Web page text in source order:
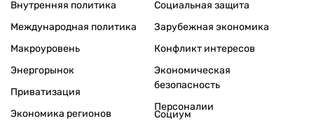
Внутренняя политика
Международная политика
Макроуровень
Энергорынок
Приватизация
Экономика регионов
Социальная защита
Зарубежная экономика
Конфликт интересов
Экономическая
безопасность
Персоналии
Социум